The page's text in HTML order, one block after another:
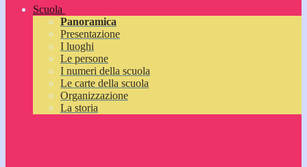
Scuola
Panoramica
Presentazione
I luoghi
Le persone
I numeri della scuola
Le carte della scuola
Organizzazione
La storia